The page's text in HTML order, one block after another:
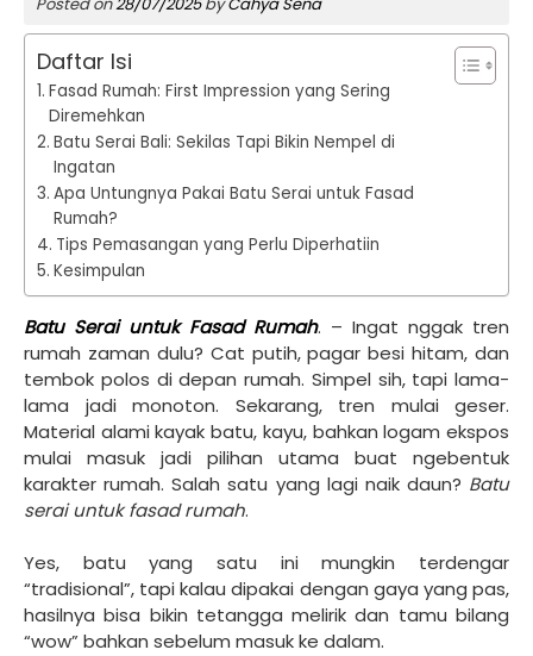
Daftar Isi
Fasad Rumah: First Impression yang Sering
Diremehkan
Batu Serai Bali: Sekilas Tapi Bikin Nempel di
Ingatan
Apa Untungnya Pakai Batu Serai untuk Fasad
Rumah?
Tips Pemasangan yang Perlu Diperhatiin
Kesimpulan
Batu Serai untuk Fasad Rumah. – Ingat nggak tren
rumah zaman dulu? Cat putih, pagar besi hitam, dan
tembok polos di depan rumah. Simpel sih, tapi lama-
lama jadi monoton. Sekarang, tren mulai geser.
Material alami kayak batu, kayu, bahkan logam ekspos
mulai masuk jadi pilihan utama buat ngebentuk
karakter rumah. Salah satu yang lagi naik daun? Batu
serai untuk fasad rumah.
Yes, batu yang satu ini mungkin terdengar
“tradisional”, tapi kalau dipakai dengan gaya yang pas,
hasilnya bisa bikin tetangga melirik dan tamu bilang
“wow” bahkan sebelum masuk ke dalam.